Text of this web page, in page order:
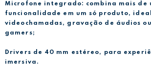
Microfone integrado: combina mais de
funcionalidade em um só produto,
videochamadas, gravação de áudios
gamers;
Drivers de 40 mm estéreo, para
imersiva.